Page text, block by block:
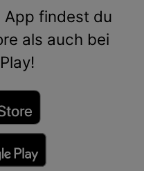
App findest du
als auch bei